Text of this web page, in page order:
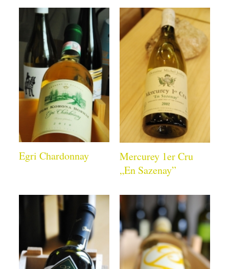
Egri Chardonnay
Mercurey 1er Cru
„En Sazenay”